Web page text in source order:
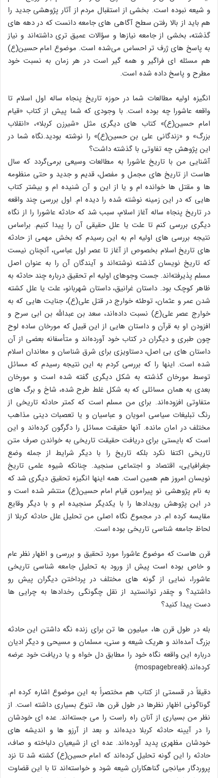
و شیعه نبوده است. بخشی از استقبال مردم از آثار پژوهشی جدید را
هم باید از بالا رفتن سطح آگاهی های جامعه دانست که در دهه های
گذشته، بخشی از جامعه نیازها و سؤالات عمیق تری داشته‌اند و نیاز
به پاسخ های ژرف تر احساس می‌شده است. موضوع امام حسین(ع)
هم مسئله ای فراگیر و همه گیر است در هر زمان به نسبت خود
مطرح و پاسخ داده شده است.
انگیزه اولیه مطالعات شما در حوزه تاریخ پنجاه ساله اول اسلام تا
واقعه عاشورا چه بوده است. با وجودی که شما پیش از کتاب «قیام
امام حسین(ع)» کتاب های دیگری مثل «شیرزن کربلا»، «انقلاب
بزرگ» و «زندگانی علی بن حسین(ع)» را نوشته بودید.نگاه شما در
این پژوهش چه تفاوتی با گذشته داشت؟
آشنایی من با تاریخ عاشورا به مطالعات وسیعی برمی‌گردد که سال
هاست از تاریخ های مجمل و مفصل، قدیم و جدید و حتی منظومه
ها و مقتل ها خوانده ام و یا از این و آن شنیده ام و بیشتر کتاب
هایی که در این زمینه نوشته شده را دیده ام. اول بررسی چند واقعه
در تاریخ پنجاه ساله آغاز اسلام، سبب شد که حادثه عاشورا را از نگاه
دیگری بررسی کنم تا علت یا علل حقیقی آن را پیدا کنیم. براساس
نتیجه بررسی های اولیه ام به این رسیدم که بخش مهمی از حادثه
های تاریخ اسلام بخصوص از آغاز تا عصر اول عباسی، آنچنان نیست
که تاریخ نویسان گذشته نوشته‌اند و آیندگان آن را به عنوان اصل
مسلم پذیرفته‌اند. جست وجوهای اولیه ام تحقیق درباره چند حادثه به
ظاهر کوچک بود. داستان غرانیق، داستان شهربانو، علت یا علل کشته
شدن عمر و عثمان، توطئه خوارج در قتل علی(ع)، جنایت هایی که به
خوارج عصر علی(ع) نسبت داده‌اند، سعد بن عبدالله بن ابی سرح و
افزودن او به قرآن و داستان هایی از این قبیل که مورخان ساده لوح
چون طبری و دیگران در کتاب خود آورده‌اند و متأسفانه بعضی از آن
داستان های بی اصل، دستاویزی برای شرق شناسان و معاندان اسلام
شده است. اینها را که بررسی کردم به این نتیجه رسیدم که مسائل
توسط مورخان گذشته به شکل دیگری گفته شده است و مورخان
بعدی به همان مسائلی که به شکل غلط طرح شده، شاخ و برگ های
متفاوتی افزوده‌اند. برای من مسلم است که کمتر حادثه تاریخی از
رنگ تبلیغات سیاسی امویان و عباسیان و یا تعصبات دینی مذاهب
مختلف در امان مانده. آنها حقیقت مسائل را دگرگون کرده‌اند و این
است که بایستی برای دریافت حقیقت تاریخی به خواندن صرف متن
تاریخی اکتفا نکرد بلکه تاریخ را با دیگر شرایط از جمله وضع
جغرافیایی، اقتصاد و اجتماعی سنجید. چنانکه شیوه علمی تاریخ
نویسان امروز هم همین است. همه اینها انگیزه تحقیق دیگری شد که
به نام پژوهشی نو پیرامون قیام امام حسین(ع) منتشر شده است و
در این پژوهش رویدادها را با یکدیگر سنجیده ام و با دیگر وقایع
مقایسه کرده ام. در مجموع نگاه اصلی من تحلیل علل حادثه کربلا از
لحاظ جامعه شناسی تاریخی بوده است.
قرن هاست که موضوع عاشورا مورد تحقیق و بررسی و اظهار نظر عام
و خاص بوده است پیش از ورود به تحلیل جامعه شناسی تاریخی
عاشورا، نمایی از گونه های مختلف در پرداختن دیگران پیش رو
داشتید؟ و چقدر توانستید از نقل چگونگی رخدادها به چرایی ها
دست پیدا کنید؟
بله در طول قرن ها، میلیون ها تن برای زنده نگه داشتن این حادثه
بزرگ آمده‌اند و هریک شیعه و سنی، مسلمان و مسیحی و دیگر ادیان
درباره این واقعه نگاه خود را مطابق دل خواه و یا دریافت خود عرضه
کرده‌اند.{mospagebreak}
دقیقاً در قسمتی از کتاب هم مختصراً به این موضوع اشاره کرده ام.
گوناگونی اظهار نظرها در طول قرن ها، تنوع بسیاری داشته است. از
نظر من بسیاری از آنان راه راست را می جسته‌اند. عده ای خودشان
را در آیینه حادثه کربلا دیده‌اند و بعد از آرزو ها و اندیشه های
خودشان مظهری پدید آورده‌اند. عده ای از شیعیان دلباخته و صاف،
حادثه را این گونه تحلیل کرده‌اند که امام حسین(ع) کشته شد تا نزد
پروردگار میانجی گناهکاران شیعه شود و خواسته‌اند تا با این قضاوت